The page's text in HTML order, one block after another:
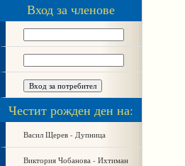
Вход за членове
Честит рожден ден на:
Васил Щерев - Дупница
Виктория Чобанова - Ихтиман